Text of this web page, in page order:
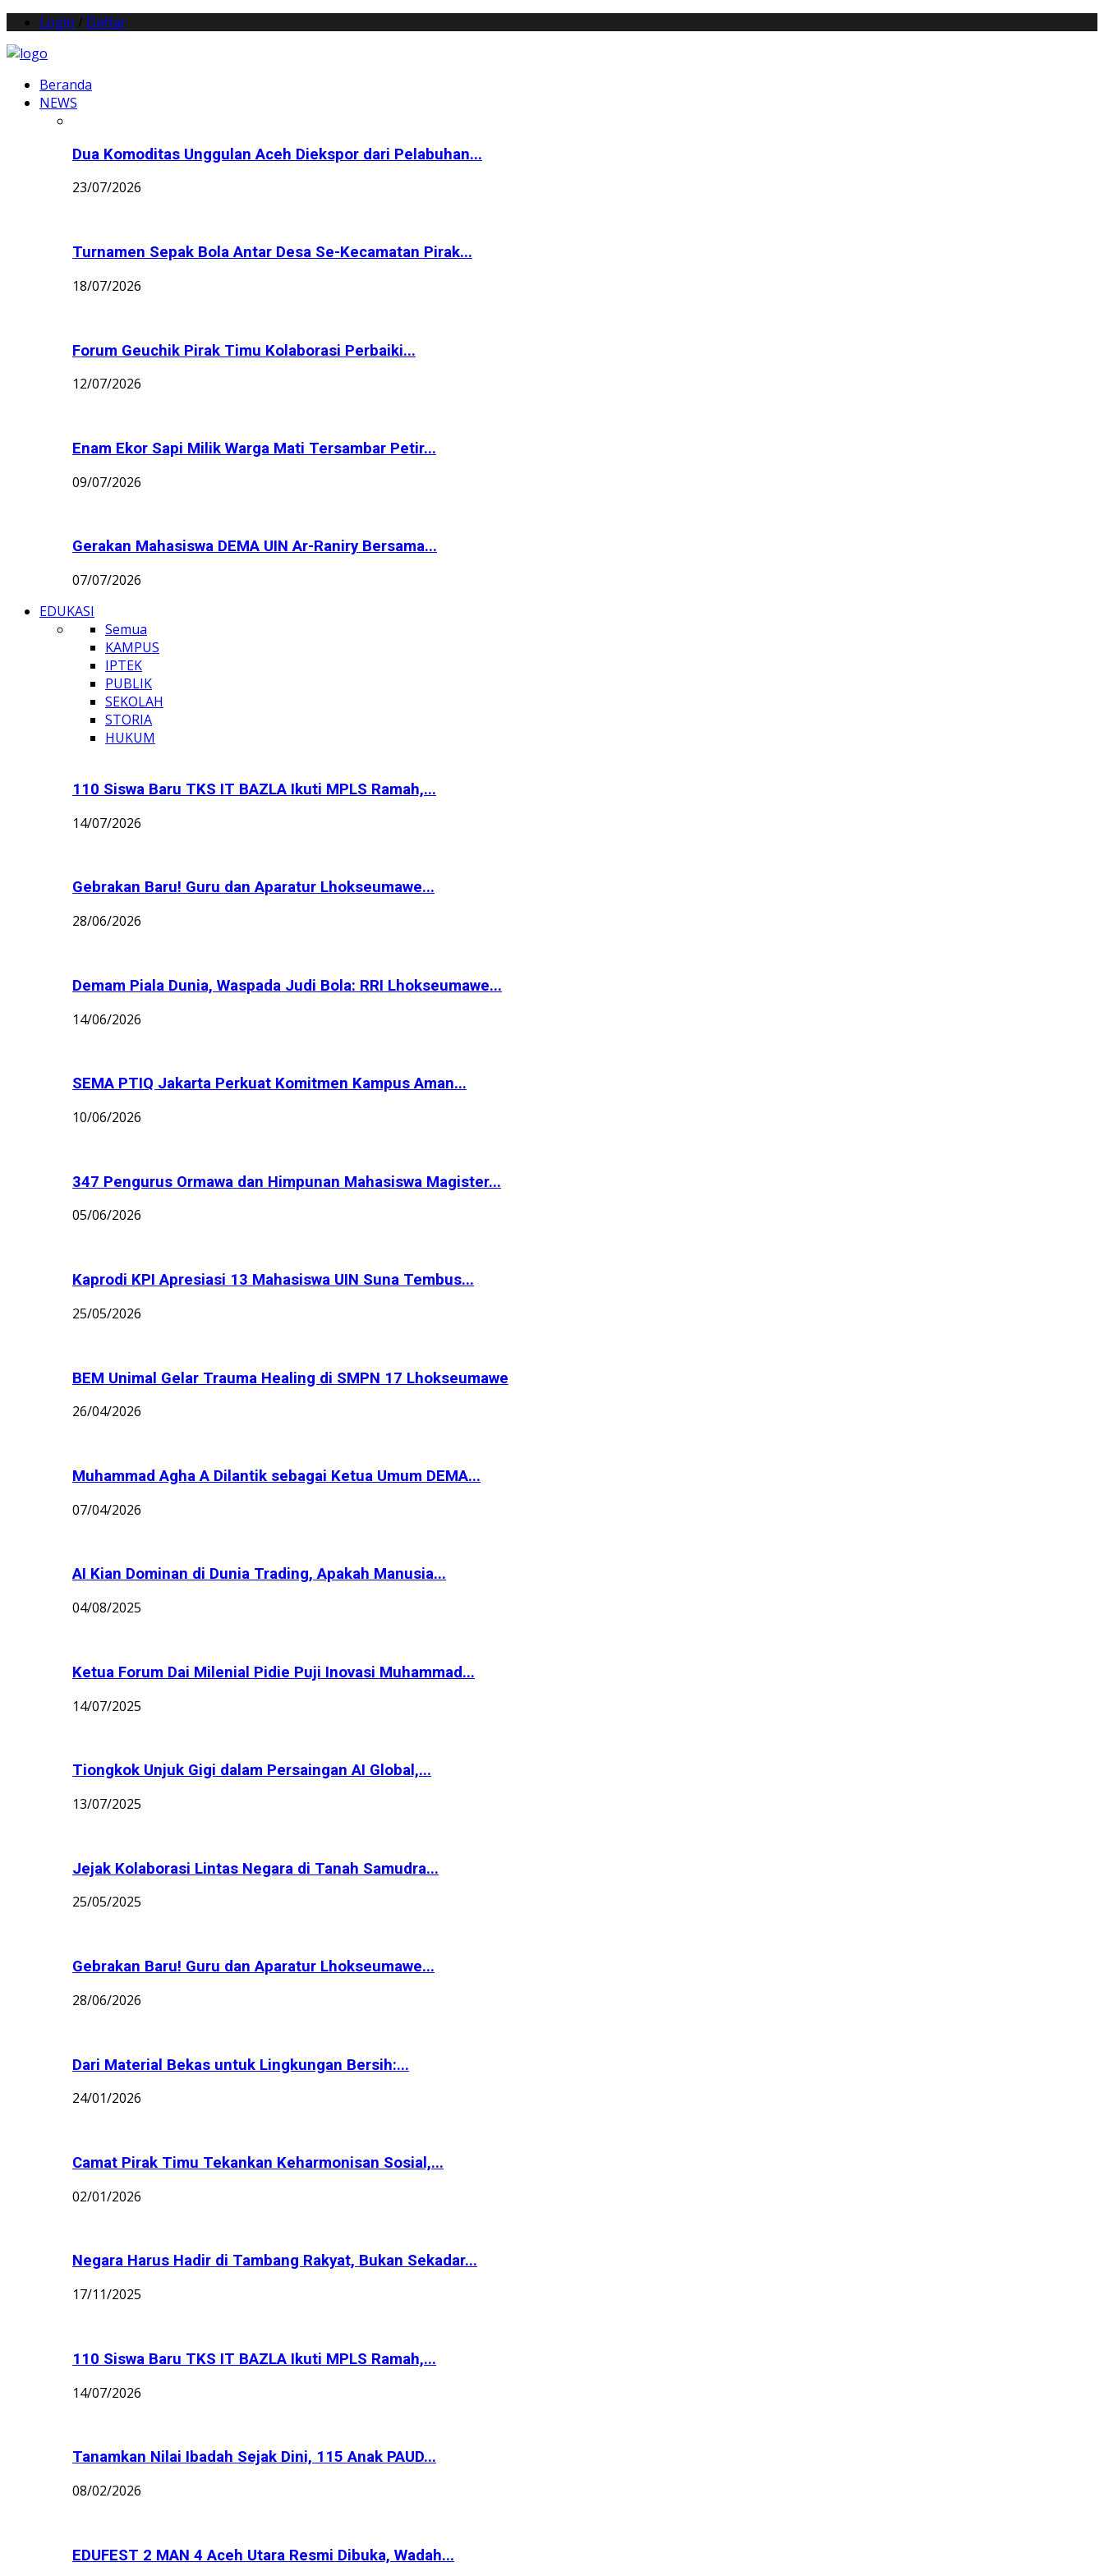
Login / Daftar
Beranda
NEWS
Dua Komoditas Unggulan Aceh Diekspor dari Pelabuhan...
23/07/2026
Turnamen Sepak Bola Antar Desa Se-Kecamatan Pirak...
18/07/2026
Forum Geuchik Pirak Timu Kolaborasi Perbaiki...
12/07/2026
Enam Ekor Sapi Milik Warga Mati Tersambar Petir...
09/07/2026
Gerakan Mahasiswa DEMA UIN Ar-Raniry Bersama...
07/07/2026
EDUKASI
Semua
KAMPUS
IPTEK
PUBLIK
SEKOLAH
STORIA
HUKUM
110 Siswa Baru TKS IT BAZLA Ikuti MPLS Ramah,...
14/07/2026
Gebrakan Baru! Guru dan Aparatur Lhokseumawe...
28/06/2026
Demam Piala Dunia, Waspada Judi Bola: RRI Lhokseumawe...
14/06/2026
SEMA PTIQ Jakarta Perkuat Komitmen Kampus Aman...
10/06/2026
347 Pengurus Ormawa dan Himpunan Mahasiswa Magister...
05/06/2026
Kaprodi KPI Apresiasi 13 Mahasiswa UIN Suna Tembus...
25/05/2026
BEM Unimal Gelar Trauma Healing di SMPN 17 Lhokseumawe
26/04/2026
Muhammad Agha A Dilantik sebagai Ketua Umum DEMA...
07/04/2026
AI Kian Dominan di Dunia Trading, Apakah Manusia...
04/08/2025
Ketua Forum Dai Milenial Pidie Puji Inovasi Muhammad...
14/07/2025
Tiongkok Unjuk Gigi dalam Persaingan AI Global,...
13/07/2025
Jejak Kolaborasi Lintas Negara di Tanah Samudra...
25/05/2025
Gebrakan Baru! Guru dan Aparatur Lhokseumawe...
28/06/2026
Dari Material Bekas untuk Lingkungan Bersih:...
24/01/2026
Camat Pirak Timu Tekankan Keharmonisan Sosial,...
02/01/2026
Negara Harus Hadir di Tambang Rakyat, Bukan Sekadar...
17/11/2025
110 Siswa Baru TKS IT BAZLA Ikuti MPLS Ramah,...
14/07/2026
Tanamkan Nilai Ibadah Sejak Dini, 115 Anak PAUD...
08/02/2026
EDUFEST 2 MAN 4 Aceh Utara Resmi Dibuka, Wadah...